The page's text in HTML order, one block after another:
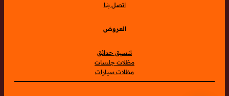
اتصل بنا
العروض
تنسيق حدائق
مظلات جلسات
مظلات سيارات